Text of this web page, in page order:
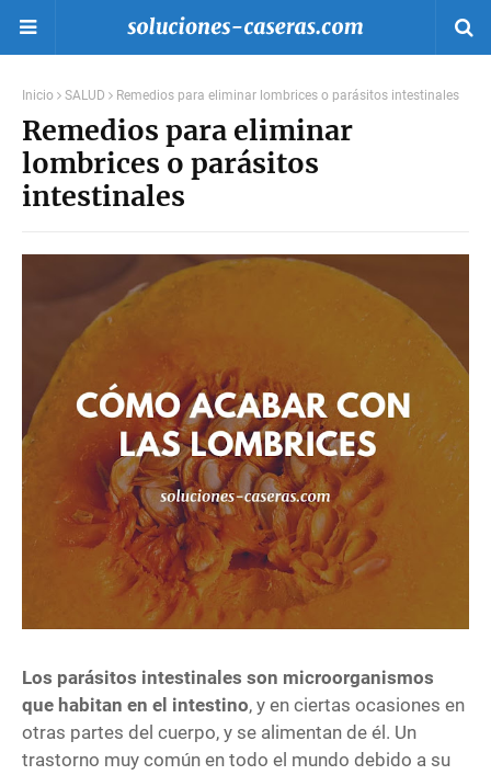
Inicio SALUD Remedios para eliminar lombrices o parásitos intestinales
Remedios para eliminar
lombrices o parásitos
intestinales
Los parásitos intestinales son microorganismos
que habitan en el intestino, y en ciertas ocasiones en
otras partes del cuerpo, y se alimentan de él. Un
trastorno muy común en todo el mundo debido a su